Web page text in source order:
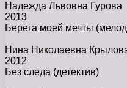
Надежда Львовна Гурова
2013
Берега моей мечты
Нина Николаевна
2012
Без следа (детектив)